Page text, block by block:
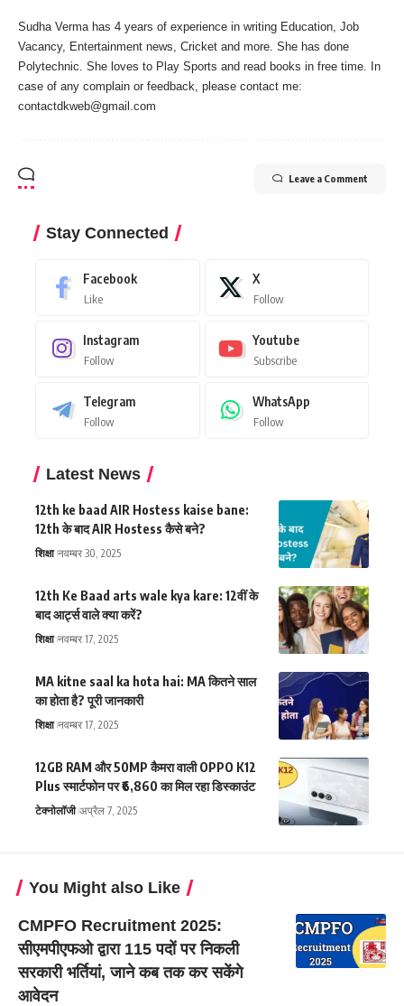
Sudha Verma has 4 years of experience in writing Education, Job
Vacancy, Entertainment news, Cricket and more. She has done
Polytechnic. She loves to Play Sports and read books in free time. In
case of any complain or feedback, please contact me:
contactdkweb@gmail.com
Leave a Comment
Stay Connected
Facebook
Like
X
Follow
Instagram
Follow
Youtube
Subscribe
Telegram
Follow
WhatsApp
Follow
Latest News
12th ke baad AIR Hostess kaise bane:
12th के बाद AIR Hostess कैसे बने?
शिक्षा नवम्बर 30, 2025
12th Ke Baad arts wale kya kare: 12वीं के
बाद आर्ट्स वाले क्या करें?
शिक्षा नवम्बर 17, 2025
MA kitne saal ka hota hai: MA कितने साल
का होता है? पूरी जानकारी
शिक्षा नवम्बर 17, 2025
12GB RAM और 50MP कैमरा वाली OPPO K12
Plus स्मार्टफोन पर ₹6,860 का मिल रहा डिस्काउंट
टेक्नोलॉजी अप्रैल 7, 2025
You Might also Like
CMPFO Recruitment 2025:
सीएमपीएफओ द्वारा 115 पदों पर निकली
सरकारी भर्तियां, जाने कब तक कर सकेंगे
आवेदन